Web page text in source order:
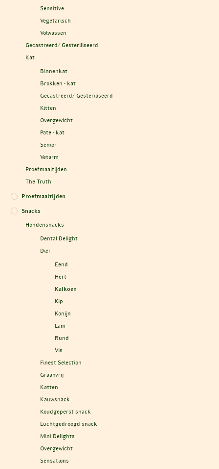
Sensitive
Vegetarisch
Volwassen
Gecastreerd/ Gesteriliseerd
Kat
Binnenkat
Brokken - kat
Gecastreerd/ Gesteriliseerd
Kitten
Overgewicht
Pate - kat
Senior
Vetarm
Proefmaaltijden
The Truth
Proefmaaltijden
Snacks
Hondensnacks
Dental Delight
Dier
Eend
Hert
Kalkoen
Kip
Konijn
Lam
Rund
Vis
Finest Selection
Graanvrij
Katten
Kauwsnack
Koudgeperst snack
Luchtgedroogd snack
Mini Delights
Overgewicht
Sensations